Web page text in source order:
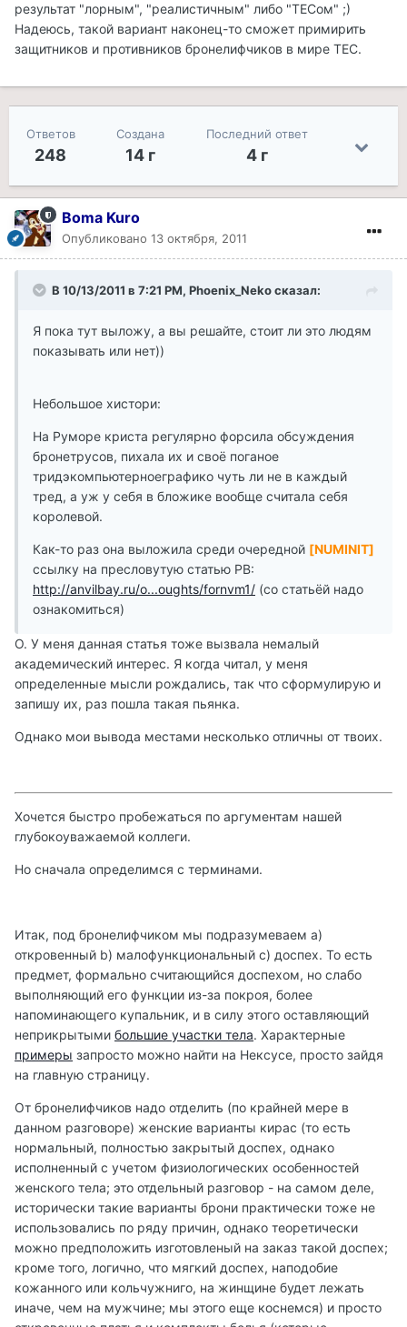
результат "лорным", "реалистичным" либо "ТЕСом" ;)
Надеюсь, такой вариант наконец-то сможет примирить
защитников и противников бронелифчиков в мире ТЕС.
Ответов
248
Создана
14 г
Последний ответ
4 г
Boma Kuro
Опубликовано 13 октября, 2011
В 10/13/2011 в 7:21 PM, Phoenix_Neko сказал:
Я пока тут выложу, а вы решайте, стоит ли это людям
показывать или нет))
Небольшое хистори:
На Руморе криста регулярно форсила обсуждения
бронетрусов, пихала их и своё поганое
тридэкомпьютерноеграфико чуть ли не в каждый
тред, а уж у себя в бложике вообще считала себя
королевой.
Как-то раз она выложила среди очередной [NUMINIT]
ссылку на пресловутую статью РВ:
http://anvilbay.ru/o...oughts/fornvm1/ (со статьёй надо
ознакомиться)
О. У меня данная статья тоже вызвала немалый
академический интерес. Я когда читал, у меня
определенные мысли рождались, так что сформулирую и
запишу их, раз пошла такая пьянка.
Однако мои вывода местами несколько отличны от твоих.
Хочется быстро пробежаться по аргументам нашей
глубокоуважаемой коллеги.
Но сначала определимся с терминами.
Итак, под бронелифчиком мы подразумеваем a)
откровенный b) малофункциональный c) доспех. То есть
предмет, формально считающийся доспехом, но слабо
выполняющий его функции из-за покроя, более
напоминающего купальник, и в силу этого оставляющий
неприкрытыми большие участки тела. Характерные
примеры запросто можно найти на Нексусе, просто зайдя
на главную страницу.
От бронелифчиков надо отделить (по крайней мере в
данном разговоре) женские варианты кирас (то есть
нормальный, полностью закрытый доспех, однако
исполненный с учетом физиологических особенностей
женского тела; это отдельный разговор - на самом деле,
исторически такие варианты брони практически тоже не
использовались по ряду причин, однако теоретически
можно предположить изготовленый на заказ такой доспех;
кроме того, логично, что мягкий доспех, наподобие
кожанного или кольчужниго, на жинщине будет лежать
иначе, чем на мужчине; мы этого еще коснемся) и просто